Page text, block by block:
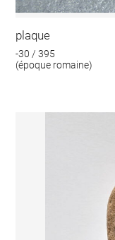
plaque
-30 / 395
(époque romaine)